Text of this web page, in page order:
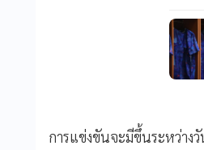
การแข่งขันจะมีขึ้นระหว่าง